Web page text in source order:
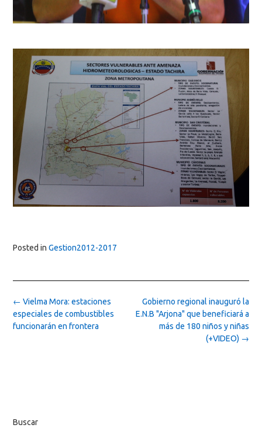
Posted in Gestion2012-2017
Post
navigation
Gobierno regional inauguró la
E.N.B "Arjona" que beneficiará a
más de 180 niños y niñas
(+VIDEO) →
← Vielma Mora: estaciones
especiales de combustibles
funcionarán en frontera
Buscar